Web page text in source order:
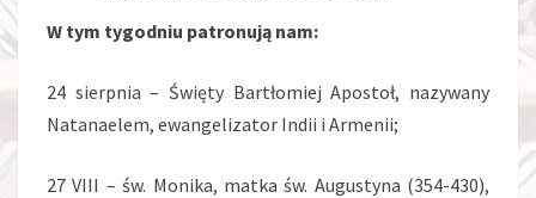
W tym tygodniu patronują nam:
24 sierpnia – Święty Bartłomiej Apostoł, nazywany
Natanaelem, ewangelizator Indii i Armenii;
27 VIII – św. Monika, matka św. Augustyna (354-430),